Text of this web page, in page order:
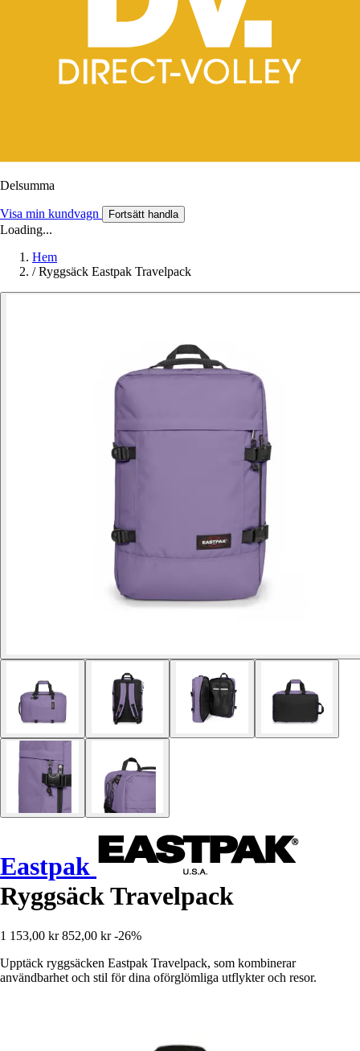
Delsumma
Visa min kundvagn Fortsätt handla
Loading...
Hem
/ Ryggsäck Eastpak Travelpack
Eastpak
Ryggsäck Travelpack
1 153,00 kr 852,00 kr -26%
Upptäck ryggsäcken Eastpak Travelpack, som kombinerar
användbarhet och stil för dina oförglömliga utflykter och resor.